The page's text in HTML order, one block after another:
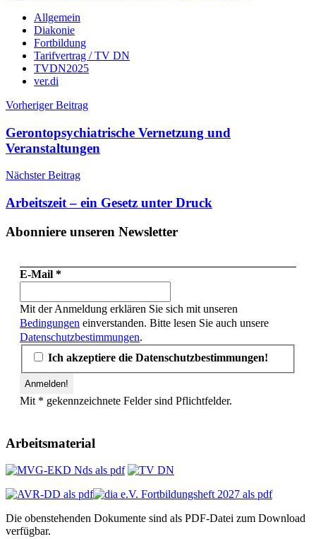
Allgemein
Diakonie
Fortbildung
Tarifvertrag / TV DN
TVDN2025
ver.di
Beitragsnavigation
Vorheriger Beitrag
Gerontopsychiatrische Vernetzung und
Veranstaltungen
Nächster Beitrag
Arbeitszeit – ein Gesetz unter Druck
Abonniere unseren Newsletter
E-Mail *
Mit der Anmeldung erklären Sie sich mit unseren
Bedingungen einverstanden. Bitte lesen Sie auch unsere
Datenschutzbestimmungen.
Ich akzeptiere die Datenschutzbestimmungen!
Mit * gekennzeichnete Felder sind Pflichtfelder.
Arbeitsmaterial
Die obenstehenden Dokumente sind als PDF-Datei zum Download
verfügbar.